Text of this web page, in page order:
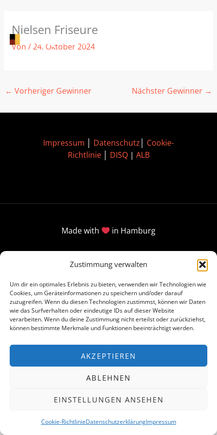
Zustimmung verwalten
Um dir ein optimales Erlebnis zu bieten, verwenden wir Technologien wie
Cookies, um Geräteinformationen zu speichern und/oder darauf
zuzugreifen. Wenn du diesen Technologien zustimmst, können wir Daten
wie das Surfverhalten oder eindeutige IDs auf dieser Website
verarbeiten. Wenn du deine Zustimmung nicht erteilst oder zurückziehst,
können bestimmte Merkmale und Funktionen beeinträchtigt werden.
AKZEPTIEREN
ABLEHNEN
EINSTELLUNGEN ANSEHEN
Cookie-RichtlinieDatenschutzerklärungImpressum
Inhalt
springen
Nielsen Friseure
Von /24. Oktober 2024
← Vorheriger Gewinner Nächster Gewinner →
Impressum Datenschutz
Cookie-
Richtlinie│ DISQ| ALB
Made with in Hamburg